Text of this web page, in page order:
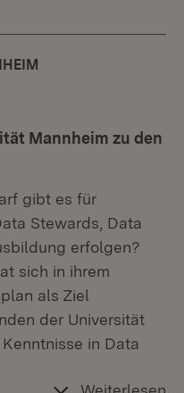
Mannheim zu den
gibt es für
Stewards, Data
erfolgen?
sich in ihrem
als Ziel
der Universität
in Data